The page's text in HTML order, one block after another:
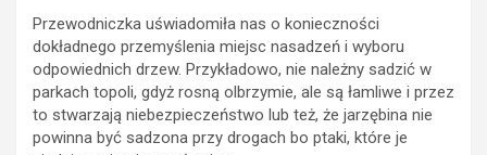
Przewodniczka uświadomiła nas o konieczności
dokładnego przemyślenia miejsc nasadzeń i wyboru
odpowiednich drzew. Przykładowo, nie należny sadzić w
parkach topoli, gdyż rosną olbrzymie, ale są łamliwe i przez
to stwarzają niebezpieczeństwo lub też, że jarzębina nie
powinna być sadzona przy drogach bo ptaki, które je